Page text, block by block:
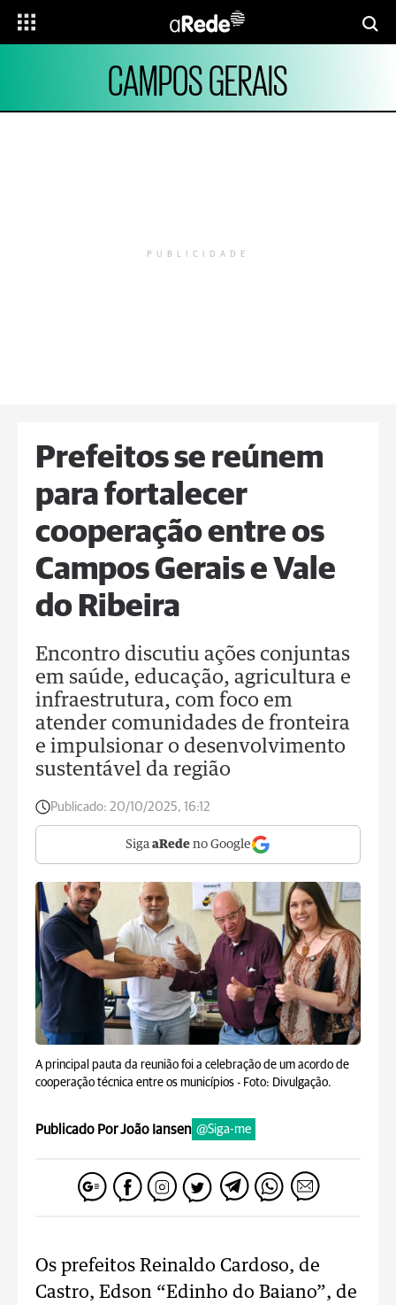
CAMPOS GERAIS
PUBLICIDADE
Prefeitos se reúnem
para fortalecer
cooperação entre os
Campos Gerais e Vale
do Ribeira
Encontro discutiu ações conjuntas
em saúde, educação, agricultura e
infraestrutura, com foco em
atender comunidades de fronteira
e impulsionar o desenvolvimento
sustentável da região
Publicado: 20/10/2025, 16:12
Siga aRede no Google
A principal pauta da reunião foi a celebração de um acordo de
cooperação técnica entre os municípios - Foto: Divulgação.
Publicado Por João Iansen @Siga-me
Os prefeitos Reinaldo Cardoso, de
Castro, Edson “Edinho do Baiano”, de